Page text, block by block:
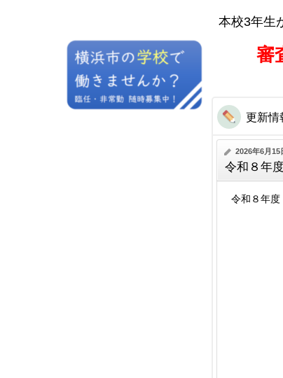
本校3年生
審
更新情
2026年6月15
令和８年
令和８年
２日
１０
第
１７
１９
２２日
２４